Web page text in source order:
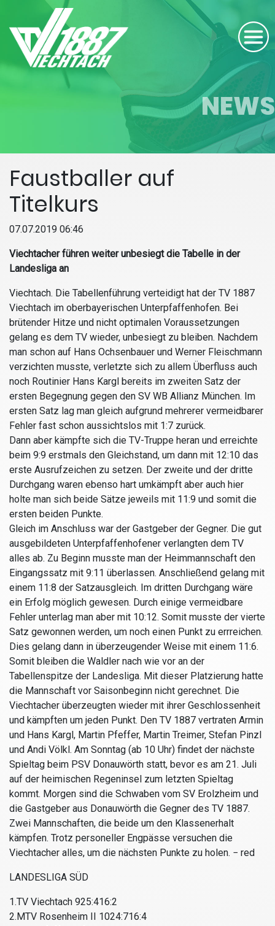
NEWS
Faustballer auf
Titelkurs
07.07.2019 06:46
Viechtacher führen weiter unbesiegt die Tabelle in der
Landesliga an
Viechtach. Die Tabellenführung verteidigt hat der TV 1887
Viechtach im oberbayerischen Unterpfaffenhofen. Bei
brütender Hitze und nicht optimalen Voraussetzungen
gelang es dem TV wieder, unbesiegt zu bleiben. Nachdem
man schon auf Hans Ochsenbauer und Werner Fleischmann
verzichten musste, verletzte sich zu allem Überfluss auch
noch Routinier Hans Kargl bereits im zweiten Satz der
ersten Begegnung gegen den SV WB Allianz München. Im
ersten Satz lag man gleich aufgrund mehrerer vermeidbarer
Fehler fast schon aussichtslos mit 1:7 zurück.
Dann aber kämpfte sich die TV-Truppe heran und erreichte
beim 9:9 erstmals den Gleichstand, um dann mit 12:10 das
erste Ausrufzeichen zu setzen. Der zweite und der dritte
Durchgang waren ebenso hart umkämpft aber auch hier
holte man sich beide Sätze jeweils mit 11:9 und somit die
ersten beiden Punkte.
Gleich im Anschluss war der Gastgeber der Gegner. Die gut
ausgebildeten Unterpfaffenhofener verlangten dem TV
alles ab. Zu Beginn musste man der Heimmannschaft den
Eingangssatz mit 9:11 überlassen. Anschließend gelang mit
einem 11:8 der Satzausgleich. Im dritten Durchgang wäre
ein Erfolg möglich gewesen. Durch einige vermeidbare
Fehler unterlag man aber mit 10:12. Somit musste der vierte
Satz gewonnen werden, um noch einen Punkt zu errreichen.
Dies gelang dann in überzeugender Weise mit einem 11:6.
Somit bleiben die Waldler nach wie vor an der
Tabellenspitze der Landesliga. Mit dieser Platzierung hatte
die Mannschaft vor Saisonbeginn nicht gerechnet. Die
Viechtacher überzeugten wieder mit ihrer Geschlossenheit
und kämpften um jeden Punkt. Den TV 1887 vertraten Armin
und Hans Kargl, Martin Pfeffer, Martin Treimer, Stefan Pinzl
und Andi Völkl. Am Sonntag (ab 10 Uhr) findet der nächste
Spieltag beim PSV Donauwörth statt, bevor es am 21. Juli
auf der heimischen Regeninsel zum letzten Spieltag
kommt. Morgen sind die Schwaben vom SV Erolzheim und
die Gastgeber aus Donauwörth die Gegner des TV 1887.
Zwei Mannschaften, die beide um den Klassenerhalt
kämpfen. Trotz personeller Engpässe versuchen die
Viechtacher alles, um die nächsten Punkte zu holen. − red
LANDESLIGA SÜD
1.TV Viechtach 925:416:2
2.MTV Rosenheim II 1024:716:4